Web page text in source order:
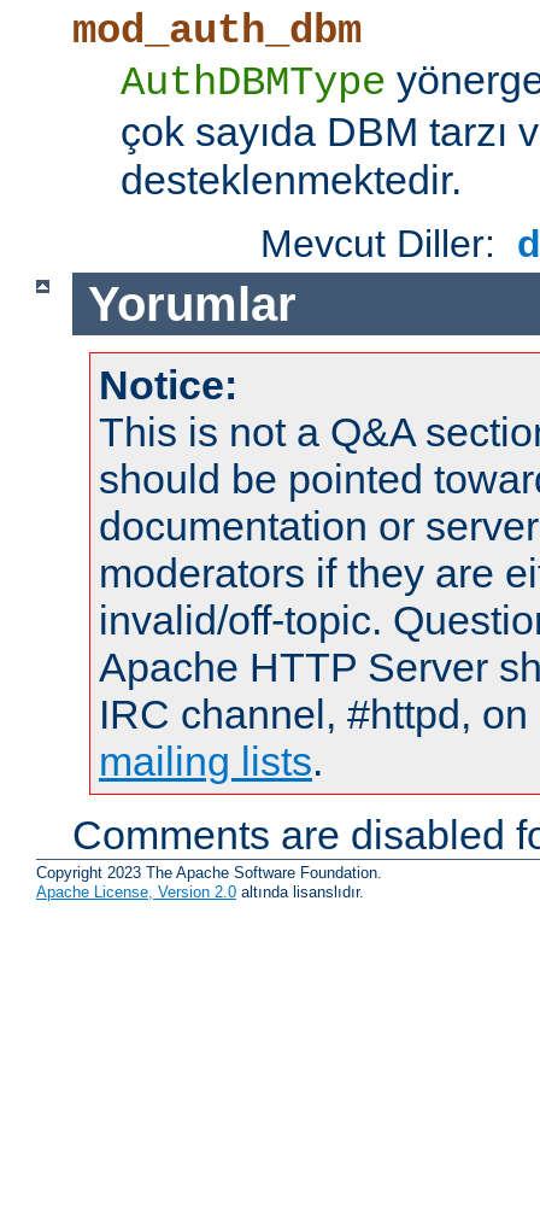
mod_auth_dbm
AuthDBMType
çok sayıda DBM tarzı
desteklenmektedir.
Mevcut Diller:
Yorumlar
Notice:
This is not a Q&A
should be pointed
documentation or
moderators if they are
invalid/off-topic.
Apache HTTP Server
IRC channel, #httpd,
mailing lists.
Comments are disabled
Copyright 2023 The Apache Software Foundation.
Apache License, Version 2.0 altında lisanslıdır.